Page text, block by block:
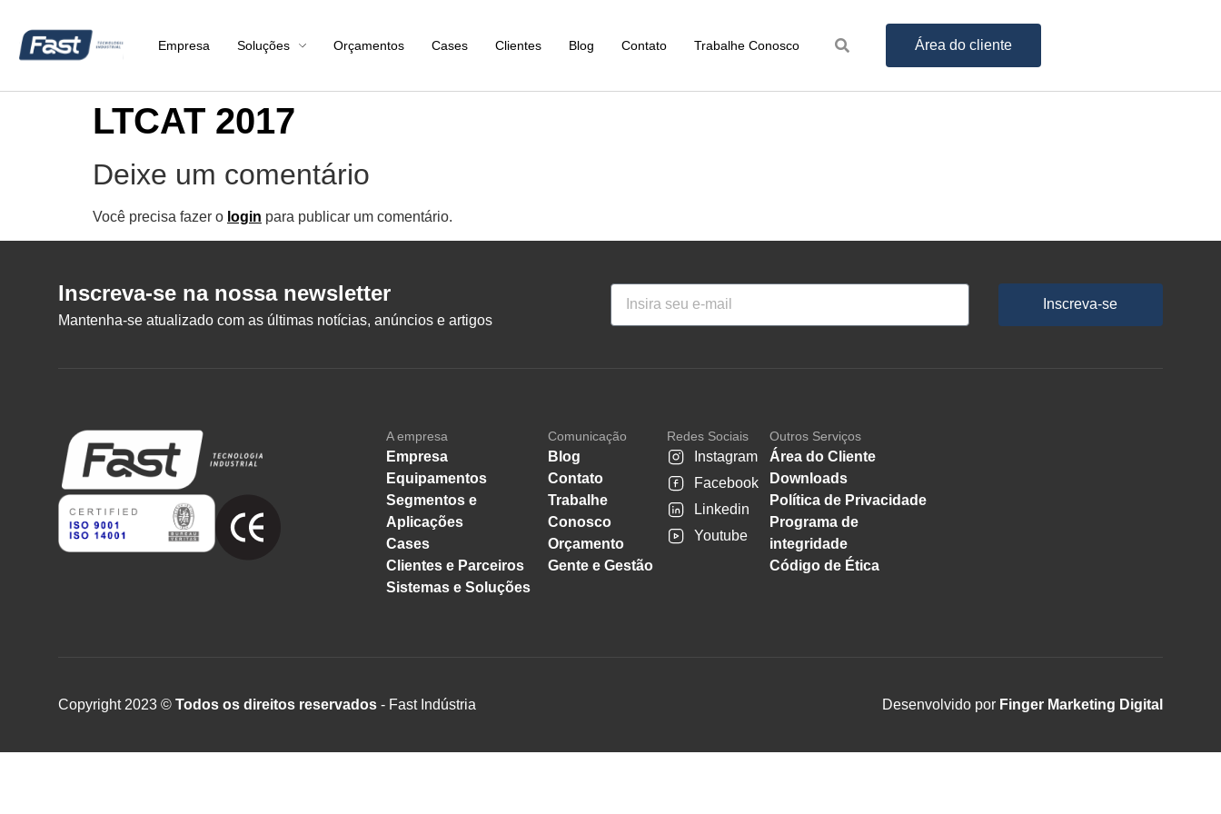
Empresa Soluções Orçamentos Cases Clientes Blog Contato Trabalhe Conosco Área do cliente
LTCAT 2017
Deixe um comentário
Você precisa fazer o login para publicar um comentário.
Inscreva-se na nossa newsletter
Mantenha-se atualizado com as últimas notícias, anúncios e artigos
Inscreva-se
A empresa
Empresa
Equipamentos
Segmentos e
Aplicações
Cases
Clientes e Parceiros
Sistemas e Soluções
Comunicação
Blog
Contato
Trabalhe
Conosco
Orçamento
Gente e Gestão
Redes Sociais
Instagram
Facebook
Linkedin
Youtube
Outros Serviços
Área do Cliente
Downloads
Política de Privacidade
Programa de
integridade
Código de Ética
Copyright 2023 © Todos os direitos reservados - Fast Indústria Desenvolvido por Finger Marketing Digital